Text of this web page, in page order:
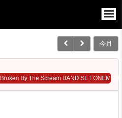
今月
By The Scream BAND SET ONEMAN